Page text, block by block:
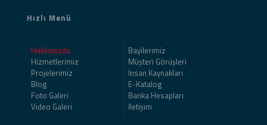
Hızlı Menü
Hakkımızda
Hizmetlerimiz
Projelerimiz
Blog
Foto Galeri
Video Galeri
Bayilerimiz
Müşteri Görüşleri
İnsan Kaynakları
E-Katalog
Banka Hesapları
İletişim